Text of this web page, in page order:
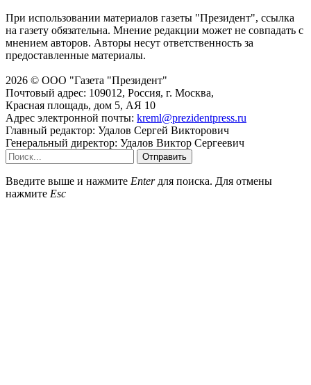
При использовании материалов газеты "Президент", ссылка
на газету обязательна. Мнение редакции может не совпадать с
мнением авторов. Авторы несут ответственность за
предоставленные материалы.
2026 © ООО "Газета "Президент"
Почтовый адрес: 109012, Россия, г. Москва,
Красная площадь, дом 5, АЯ 10
Адрес электронной почты: kreml@prezidentpress.ru
Главный редактор: Удалов Сергей Викторович
Генеральный директор: Удалов Виктор Сергеевич
Отправить
Введите выше и нажмите Enterдля поиска. Для отмены
нажмите Esc